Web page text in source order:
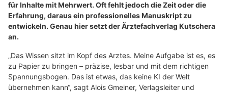
für Inhalte mit Mehrwert. Oft fehlt jedoch die Zeit oder die
Erfahrung, daraus ein professionelles Manuskript zu
entwickeln. Genau hier setzt der Ärztefachverlag Kutschera
an.
„Das Wissen sitzt im Kopf des Arztes. Meine Aufgabe ist es, es
zu Papier zu bringen – präzise, lesbar und mit dem richtigen
Spannungsbogen. Das ist etwas, das keine KI der Welt
übernehmen kann“, sagt Alois Gmeiner, Verlagsleiter und